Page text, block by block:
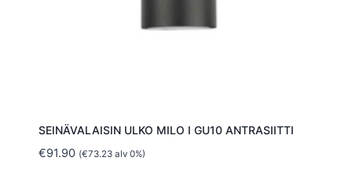
SEINÄVALAISIN ULKO MILO I GU10 ANTRASIITTI
€91.90 (€73.23alv 0%)